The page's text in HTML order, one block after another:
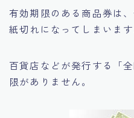
有効期限のある商品券は
紙切れになってしまいます
百貨店などが発行する「
限がありません。